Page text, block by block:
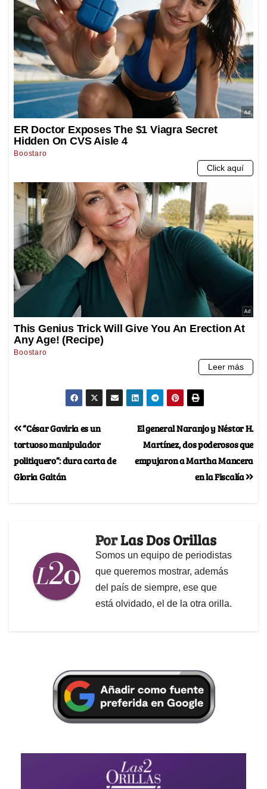
El general Naranjo y Néstor H.
Martínez, dos poderosos que
empujaron a Martha Mancera
en la Fiscalía
“César Gaviria es un
tortuoso manipulador
politiquero”: dura carta de
Gloria Gaitán
PorLas Dos Orillas
Somos un equipo de periodistas
que queremos mostrar, además
del país de siempre, ese que
está olvidado, el de la otra orilla.